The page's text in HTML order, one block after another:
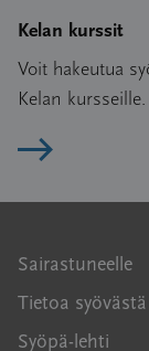
Kelan kurssit
Voit hakeutua
Kelan kursseille.
Lue artikkeli
Sairastuneelle
Tietoa syövästä
Syöpä-lehti